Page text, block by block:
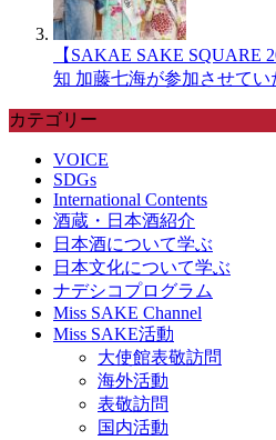
【SAKAE SAKE SQUARE
知 加藤七海が参加させてい
カテゴリー
VOICE
SDGs
International Contents
酒蔵・日本酒紹介
日本酒について学ぶ
日本文化について学ぶ
ナデシコプログラム
Miss SAKE Channel
Miss SAKE活動
大使館表敬訪問
海外活動
表敬訪問
国内活動